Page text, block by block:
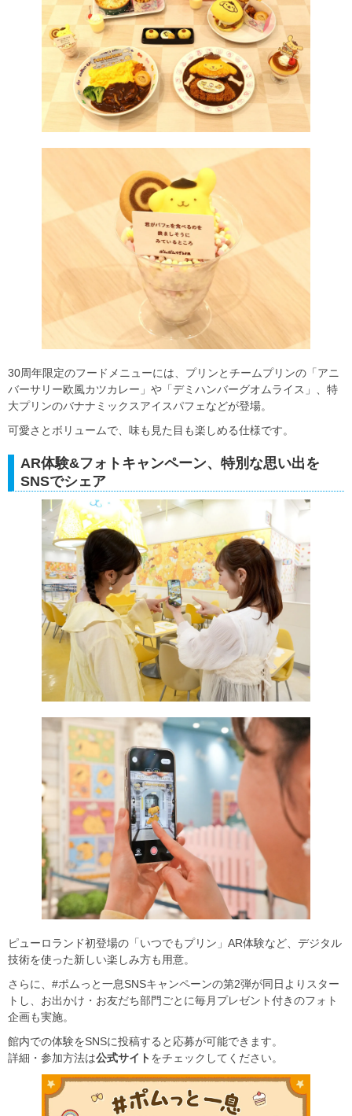
30周年限定のフードメニューには、プリンとチームプリンの「アニ
バーサリー欧風カツカレー」や「デミハンバーグオムライス」、特
大プリンのバナナミックスアイスパフェなどが登場。
可愛さとボリュームで、味も見た目も楽しめる仕様です。
AR体験&フォトキャンペーン、特別な思い出を
SNSでシェア
ピューロランド初登場の「いつでもプリン」AR体験など、デジタル
技術を使った新しい楽しみ方も用意。
さらに、#ポムっと一息SNSキャンペーンの第2弾が同日よりスター
トし、お出かけ・お友だち部門ごとに毎月プレゼント付きのフォト
企画も実施。
館内での体験をSNSに投稿すると応募が可能できます。
詳細・参加方法は公式サイト をチェックしてください。